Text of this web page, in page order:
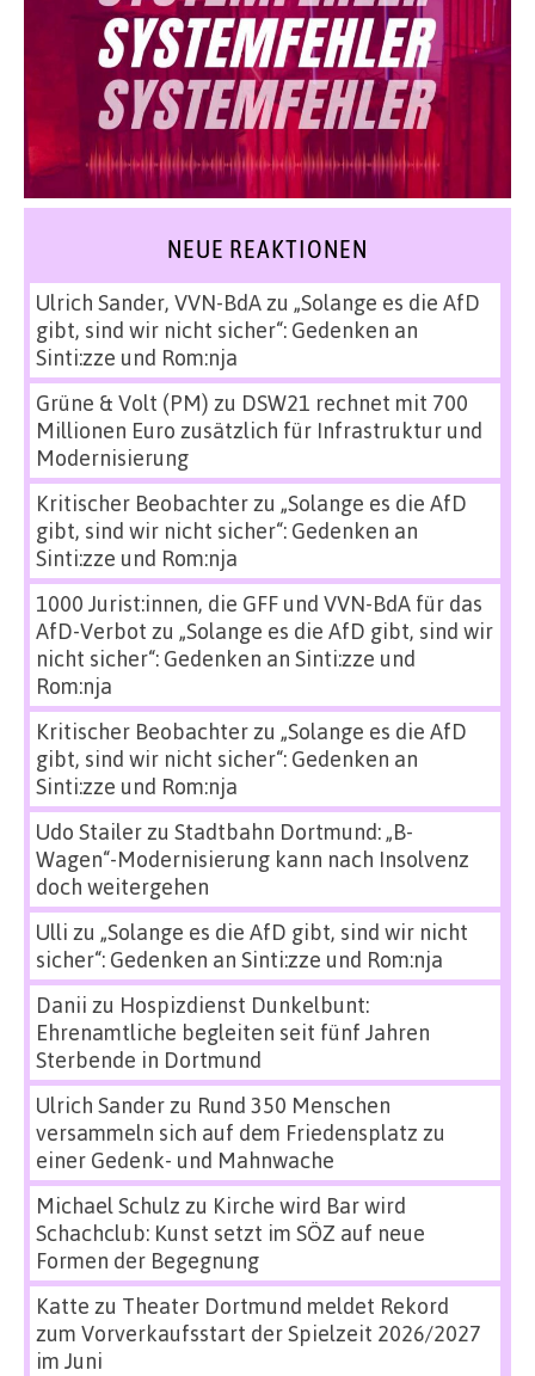
NEUE REAKTIONEN
Ulrich Sander, VVN-BdAzu „Solange es die AfD
gibt, sind wir nicht sicher“: Gedenken an
Sinti:zze und Rom:nja
Grüne & Volt (PM) zu DSW21 rechnet mit 700
Millionen Euro zusätzlich für Infrastruktur und
Modernisierung
Kritischer Beobachterzu „Solange es die AfD
gibt, sind wir nicht sicher“: Gedenken an
Sinti:zze und Rom:nja
1000 Jurist:innen, die GFF und VVN-BdA für das
AfD-Verbot zu „Solange es die AfD gibt, sind wir
nicht sicher“: Gedenken an Sinti:zze und
Rom:nja
Kritischer Beobachterzu „Solange es die AfD
gibt, sind wir nicht sicher“: Gedenken an
Sinti:zze und Rom:nja
Udo Stailerzu Stadtbahn Dortmund: „B-
Wagen“-Modernisierung kann nach Insolvenz
doch weitergehen
Ulli zu „Solange es die AfD gibt, sind wir nicht
sicher“: Gedenken an Sinti:zze und Rom:nja
Danii zu Hospizdienst Dunkelbunt:
Ehrenamtliche begleiten seit fünf Jahren
Sterbende in Dortmund
Ulrich Sanderzu Rund 350 Menschen
versammeln sich auf dem Friedensplatz zu
einer Gedenk- und Mahnwache
Michael Schulz zu Kirche wird Bar wird
Schachclub: Kunst setzt im SÖZ auf neue
Formen der Begegnung
Katte zu Theater Dortmund meldet Rekord
zum Vorverkaufsstart der Spielzeit 2026/2027
im Juni